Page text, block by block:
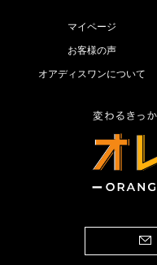
マイページ
お客様の声
オアディスワンについて